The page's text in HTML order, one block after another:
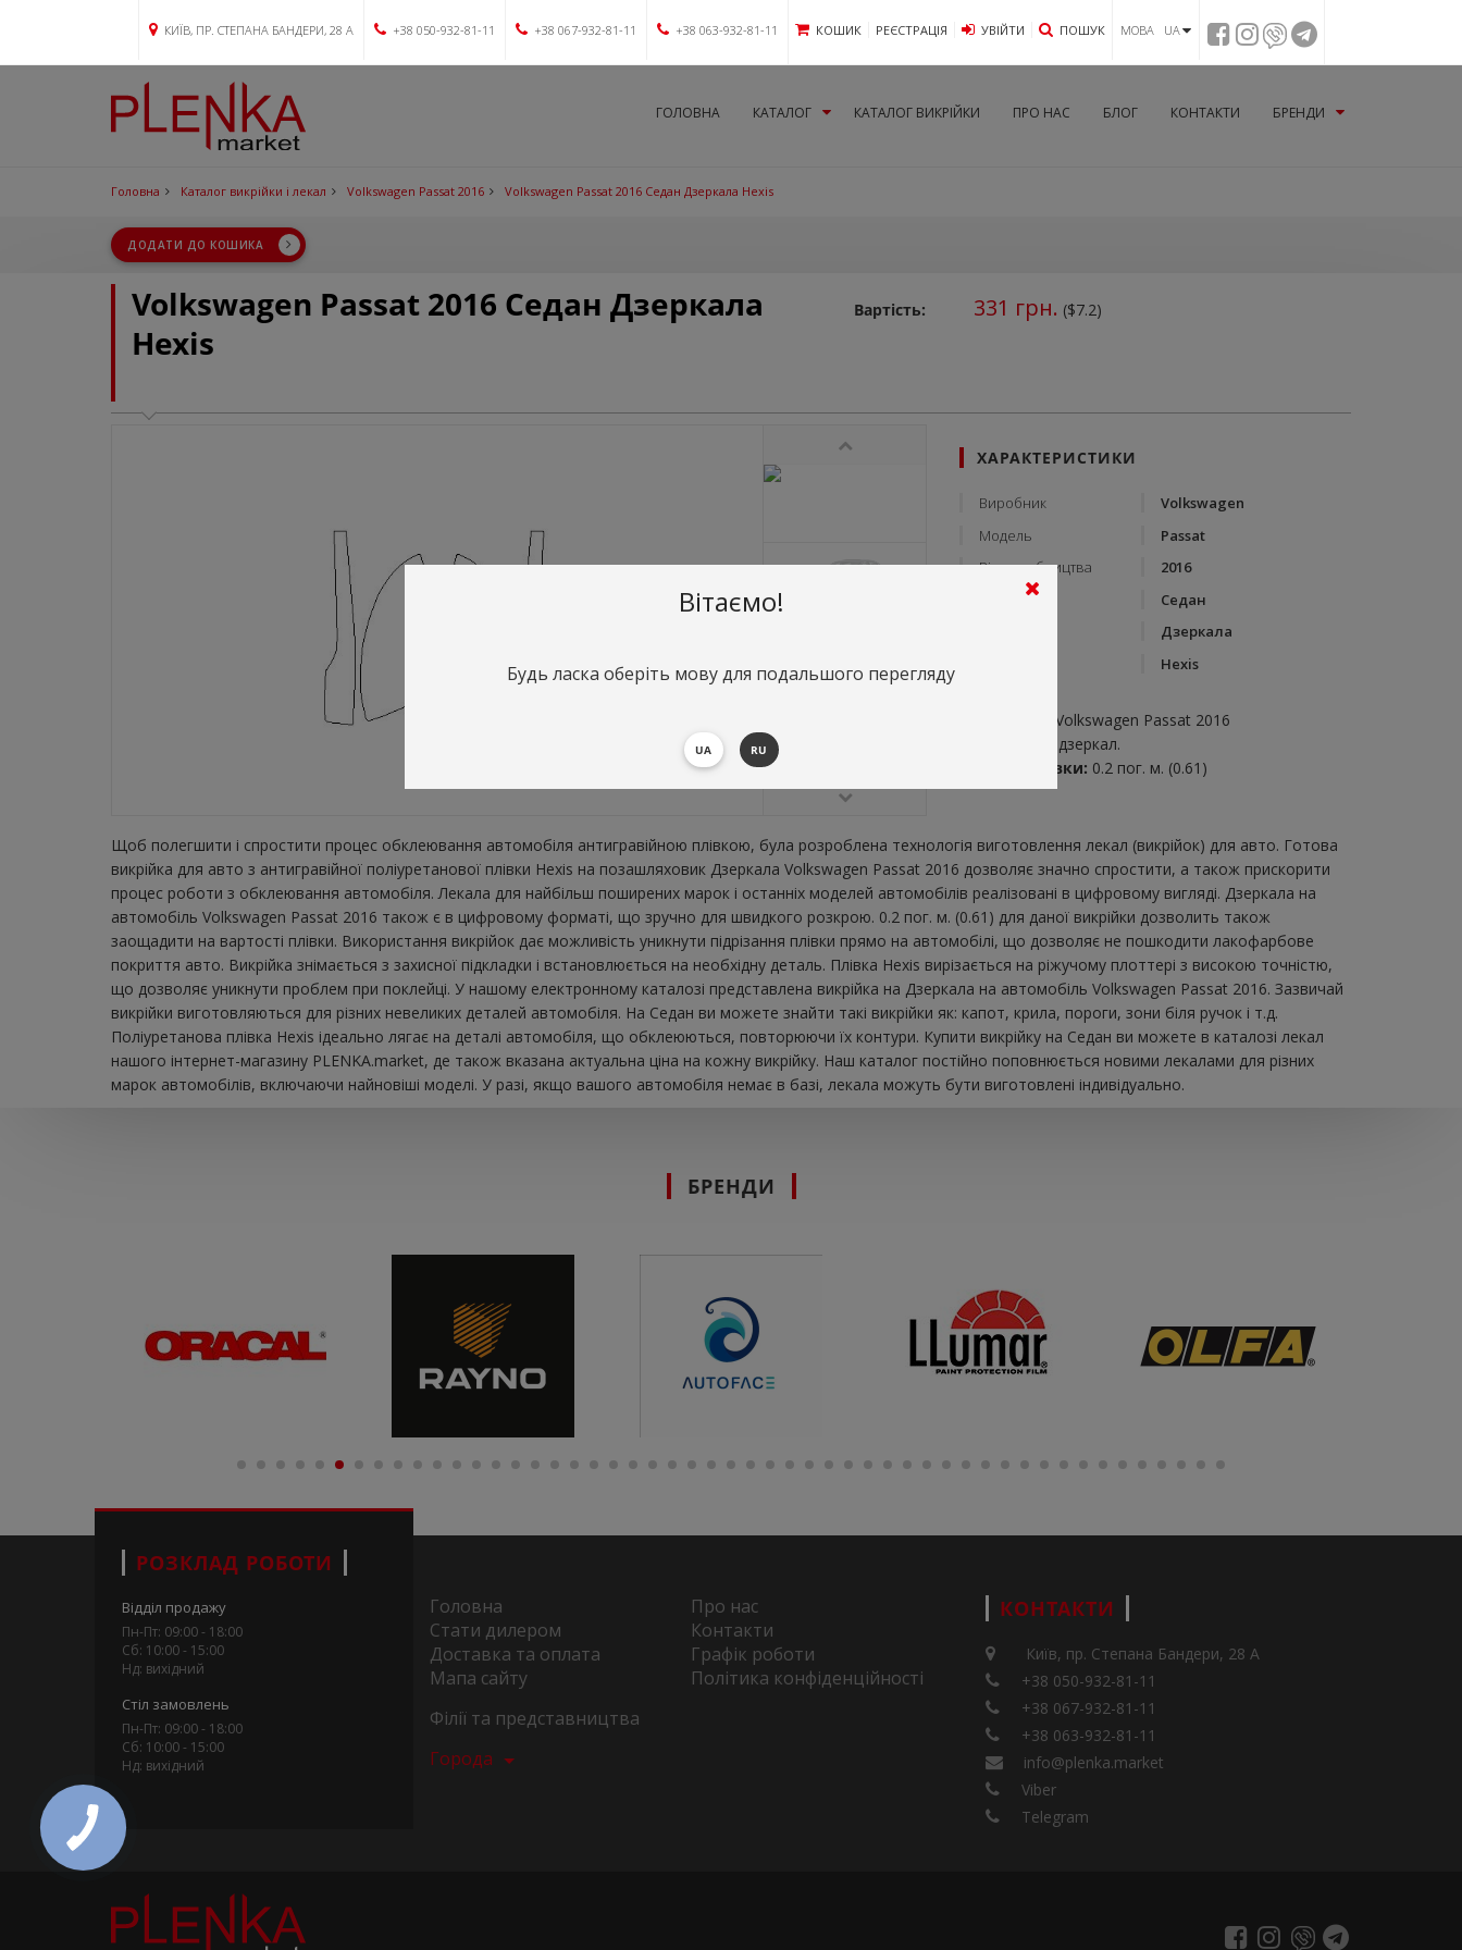
КИЇВ, ПР. СТЕПАНА БАНДЕРИ, 28 А +38 050-932-81-11 +38 067-932-81-11 +38 063-932-81-11 КОШИК РЕЄСТРАЦІЯ УВIЙТИ ПОШУК МОВА UA
ГОЛОВНА КАТАЛОГ КАТАЛОГ ВИКРІЙКИ ПРО НАС БЛОГ КОНТАКТИ БРЕНДИ
Головна Каталог викрійки і лекал Volkswagen Passat 2016 Volkswagen Passat 2016 Седан Дзеркала Hexis
ДОДАТИ ДО КОШИКА
Volkswagen Passat 2016 Седан Дзеркала
Hexis
Вартість: 331 грн. ($7.2)
ХАРАКТЕРИСТИКИ
Виробник
Volkswagen
Модель
Passat
Рік виробництва
2016
Тип кузову
Седан
Дзеркала
Hexis
Дзеркала на Volkswagen Passat 2016
Викрійка для дзеркал.
Витрата плівки: 0.2 пог. м. (0.61)
Щоб полегшити і спростити процес обклеювання автомобіля антигравійною плівкою, була розроблена технологія виготовлення лекал (викрійок) для авто. Готова
викрійка для авто з антигравійної поліуретанової плівки Hexis на позашляховик Дзеркала Volkswagen Passat 2016 дозволяє значно спростити, а також прискорити
процес роботи з обклеювання автомобіля. Лекала для найбільш поширених марок і останніх моделей автомобілів реалізовані в цифровому вигляді. Дзеркала на
автомобіль Volkswagen Passat 2016 також є в цифровому форматі, що зручно для швидкого розкрою. 0.2 пог. м. (0.61) для даної викрійки дозволить також
заощадити на вартості плівки. Використання викрійок дає можливість уникнути підрізання плівки прямо на автомобілі, що дозволяє не пошкодити лакофарбове
покриття авто. Викрійка знімається з захисної підкладки і встановлюється на необхідну деталь. Плівка Hexis вирізається на ріжучому плоттері з високою точністю,
що дозволяє уникнути проблем при поклейці. У нашому електронному каталозі представлена ​​викрійка на Дзеркала на автомобіль Volkswagen Passat 2016. Зазвичай
викрійки виготовляються для різних невеликих деталей автомобіля. На Седан ви можете знайти такі викрійки як: капот, крила, пороги, зони біля ручок і т.д.
Поліуретанова плівка Hexis ідеально лягає на деталі автомобіля, що обклеюються, повторюючи їх контури. Купити викрійку на Седан ви можете в каталозі лекал
нашого інтернет-магазину PLENKA.market, де також вказана актуальна ціна на кожну викрійку. Наш каталог постійно поповнюється новими лекалами для різних
марок автомобілів, включаючи найновіші моделі. У разі, якщо вашого автомобіля немає в базі, лекала можуть бути виготовлені індивідуально.
БРЕНДИ
РОЗКЛАД РОБОТИ
Відділ продажу
Пн-Пт: 09:00 - 18:00
Сб: 10:00 - 15:00
Нд: вихідний
Стіл замовлень
Пн-Пт: 09:00 - 18:00
Сб: 10:00 - 15:00
Нд: вихідний
Головна
Про нас
Стати дилером
Контакти
Доставка та оплата
Графік роботи
Мапа сайту
Політика конфіденційності
Філії та представництва
Города
КОНТАКТИ
Київ, пр. Степана Бандери, 28 А
+38 050-932-81-11
+38 067-932-81-11
+38 063-932-81-11
info@plenka.market
Viber
Telegram
Вітаємо!
Будь ласка оберіть мову для подальшого перегляду
UA RU